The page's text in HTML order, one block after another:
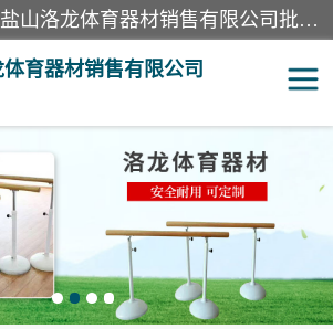
【1分钟前更新】盐山洛龙体育器材销售有限公司批量供应：300米障碍器材、400米障碍器材、部队训练器材、双杠、体操垫、舞蹈把杆等产品。盐山洛龙体育器材销售有限公司经过多年的发展，集研发，生产，销售，售后服务为一体. 奉行“质量，信誉，服务”的宗旨，以开拓创新的精神和真诚守信的态度积极进取。
育器材销售有限公司
舞蹈把杆
体操垫
攀爬架